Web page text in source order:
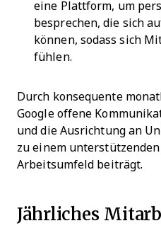
eine Plattform, um
besprechen, die sich
können, sodass sich
fühlen.
Durch konsequente
Google offene
und die Ausrichtung an
zu einem
Arbeitsumfeld beiträgt.
Jährliches